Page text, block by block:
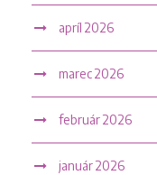
apríl 2026
marec 2026
február 2026
január 2026